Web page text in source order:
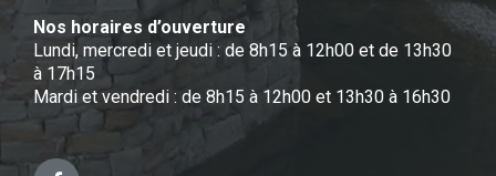
Nos horaires d’ouverture
Lundi, mercredi et jeudi : de 8h15 à 12h00 et de 13h30
à 17h15
Mardi et vendredi : de 8h15 à 12h00 et 13h30 à 16h30